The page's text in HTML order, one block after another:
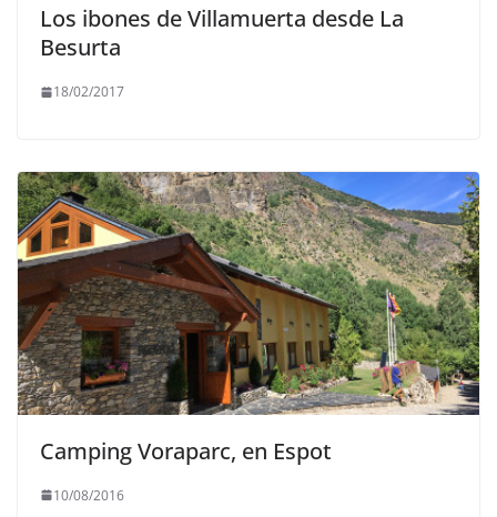
Los ibones de Villamuerta desde La
Besurta
18/02/2017
Camping Voraparc, en Espot
10/08/2016